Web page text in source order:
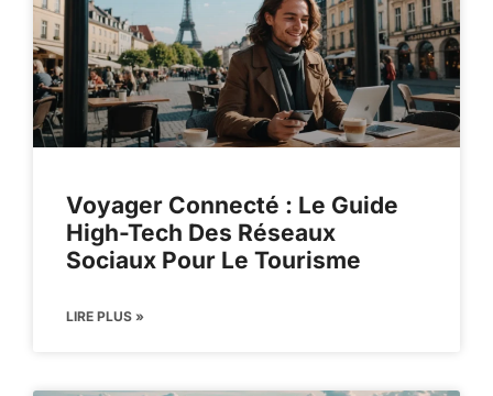
Voyager Connecté : Le Guide
High-Tech Des Réseaux
Sociaux Pour Le Tourisme
LIRE PLUS »